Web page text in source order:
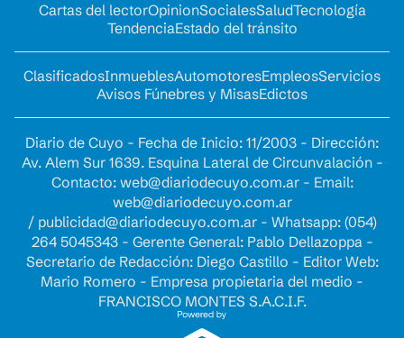
Cartas del lectorOpinionSocialesSaludTecnología
TendenciaEstado del tránsito
ClasificadosInmueblesAutomotoresEmpleosServicios
Avisos Fúnebres y MisasEdictos
Diario de Cuyo - Fecha de Inicio: 11/2003 - Dirección:
Av. Alem Sur 1639. Esquina Lateral de Circunvalación -
Contacto: web@diariodecuyo.com.ar- Email:
web@diariodecuyo.com.ar
/ publicidad@diariodecuyo.com.ar- Whatsapp: (054)
264 5045343 - Gerente General: Pablo Dellazoppa -
Secretario de Redacción: Diego Castillo - Editor Web:
Mario Romero - Empresa propietaria del medio -
FRANCISCO MONTES S.A.C.I.F.